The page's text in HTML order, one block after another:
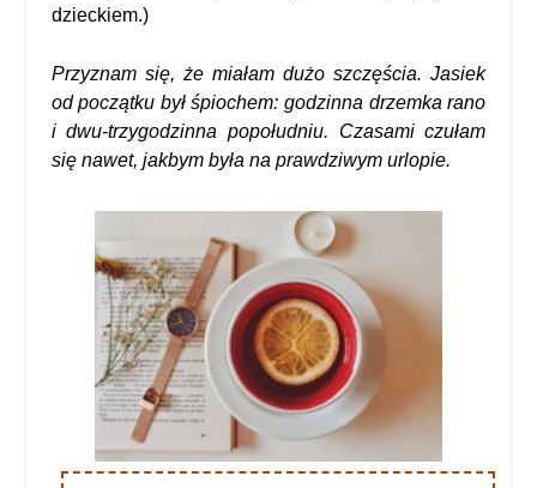
dzieckiem.)
Przyznam się, że miałam dużo szczęścia. Jasiek
od początku był śpiochem: godzinna drzemka rano
i dwu-trzygodzinna popołudniu. Czasami czułam
się nawet, jakbym była na prawdziwym urlopie.